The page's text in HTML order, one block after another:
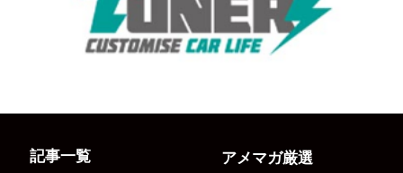
記事一覧
アメマガ厳選